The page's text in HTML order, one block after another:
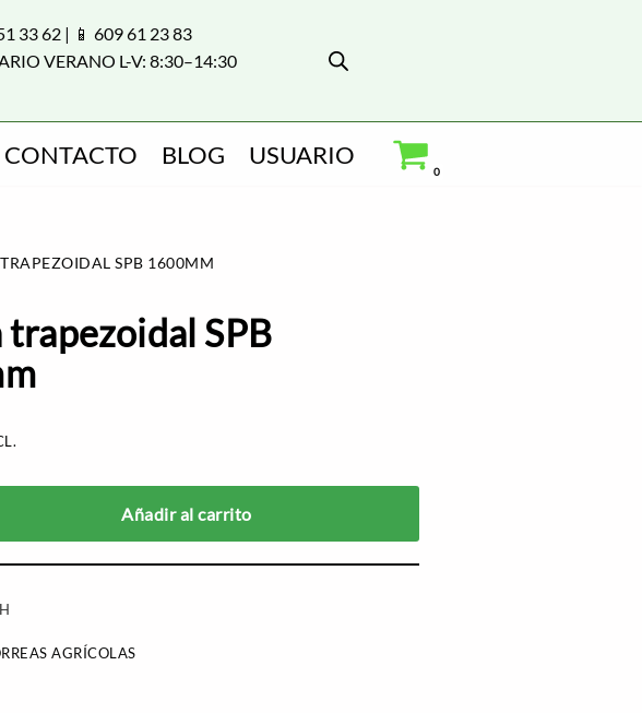
33 62 | 📱 609 61 23 83
VERANO L-V: 8:30–14:30
CONTACTO BLOG USUARIO
0
SPB 1600MM
SPB
Añadir al carrito
AGRÍCOLAS